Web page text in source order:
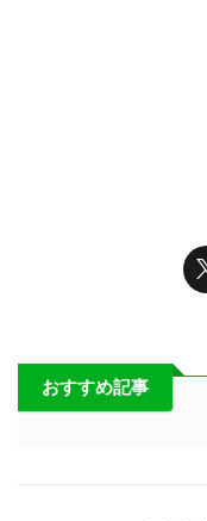
おすすめ記事